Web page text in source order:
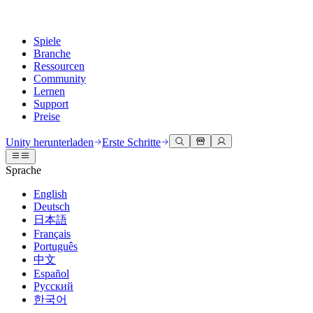
Spiele
Branche
Ressourcen
Community
Lernen
Support
Preise
Unity Engine
Erstellen Sie 2D- und 3D-Spiele für jede Plattform
Zusammenarbeit
Schnell mit Ihrem Team zusammenarbeiten und iterieren
Unity herunterladen
Abonnements und Preise
Bereitstellen
Multiplattform
3D-Zusammenarbeit
Erstellen und überprüfen Sie 3D-Projekte in Echtzeit
Immersive Schulung
In immersiven Umgebungen trainieren
Kundenerlebnisse
Interaktive 3D-Erlebnisse erstellen
Branchen
Fertigung
Dokumentation
Entwicklertools
Versionsfreigaben und Fehlerverfolgung
Roadmap
Bevorstehende Funktionen überprüfen
Glossar
Diskussionen
Veranstaltungen
Globale und lokale Veranstaltungen
Gemeinschaftsgeschichten
Made with Unity
Präsentation von Unity-Schöpfern
Unity Learn
Meistern Sie Unity-Fähigkeiten kostenlos
Professionelles Training
Verbessern Sie Ihr Team mit Unity-Trainern
Neu bei Unity
Erste Schritte
Beginnen Sie noch heute mit dem Lernen
Unity Essential Pathways
Hilfe erhalten
Wir helfen Ihnen, mit Unity erfolgreich zu sein
Erfolgspläne
Erreichen Sie Ihre Ziele schneller mit Expertenunterstützung
FAQ
Antworten auf häufige Fragen
Kontakt aufnehmen
Verbinden Sie sich mit unserem Team
Unity herunterladen Erste Schritte
Sprache
English
Deutsch
日本語
Français
Português
中文
Español
Русский
한국어